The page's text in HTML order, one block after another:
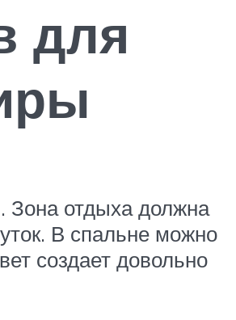
для
Зона отдыха должна
В спальне можно
создает довольно